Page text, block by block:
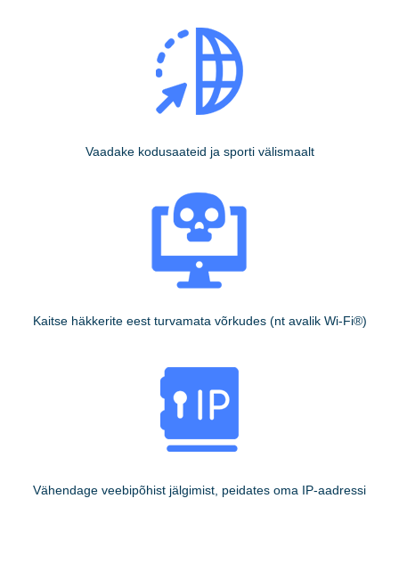
Vaadake kodusaateid ja sporti välismaalt
Kaitse häkkerite eest turvamata võrkudes (nt avalik Wi-Fi®)
Vähendage veebipõhist jälgimist, peidates oma IP-aadressi